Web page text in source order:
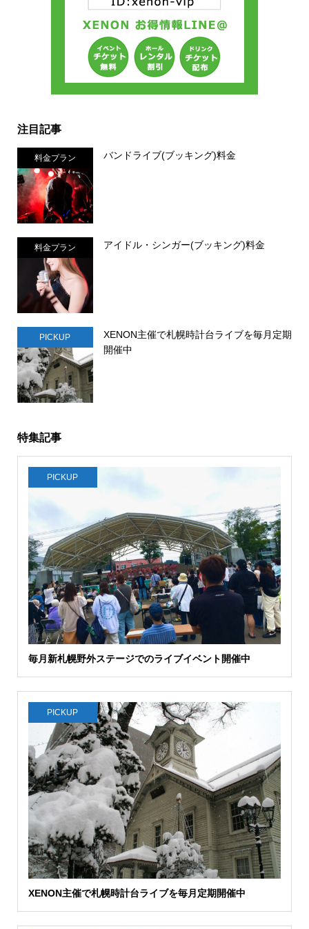
注目記事
料金プラン バンドライブ(ブッキング)料金
料金プラン アイドル・シンガー(ブッキング)料金
PICKUP
XENON主催で札幌時計台ライブを毎月定期
開催中
特集記事
PICKUP
毎月新札幌野外ステージでのライブイベント開催中
PICKUP
XENON主催で札幌時計台ライブを毎月定期開催中